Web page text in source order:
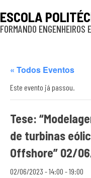
ESCOLA
FORMANDO ENGENHEIROS
« Todos Eventos
Este evento já passou.
Tese:
de turbinas
Offshore” 02/
02/06/2023 - 14:00 -19:00